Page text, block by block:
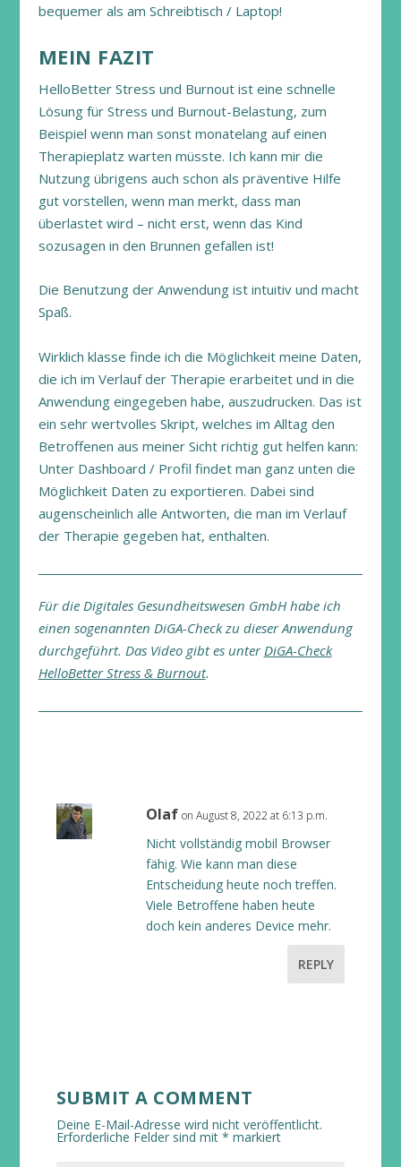
bequemer als am Schreibtisch / Laptop!
MEIN FAZIT
HelloBetter Stress und Burnout ist eine schnelle
Lösung für Stress und Burnout-Belastung, zum
Beispiel wenn man sonst monatelang auf einen
Therapieplatz warten müsste. Ich kann mir die
Nutzung übrigens auch schon als präventive Hilfe
gut vorstellen, wenn man merkt, dass man
überlastet wird – nicht erst, wenn das Kind
sozusagen in den Brunnen gefallen ist!
Die Benutzung der Anwendung ist intuitiv und macht
Spaß.
Wirklich klasse finde ich die Möglichkeit meine Daten,
die ich im Verlauf der Therapie erarbeitet und in die
Anwendung eingegeben habe, auszudrucken. Das ist
ein sehr wertvolles Skript, welches im Alltag den
Betroffenen aus meiner Sicht richtig gut helfen kann:
Unter Dashboard / Profil findet man ganz unten die
Möglichkeit Daten zu exportieren. Dabei sind
augenscheinlich alle Antworten, die man im Verlauf
der Therapie gegeben hat, enthalten.
Für die Digitales Gesundheitswesen GmbH habe ich
einen sogenannten DiGA-Check zu dieser Anwendung
durchgeführt. Das Video gibt es unter DiGA-Check
HelloBetter Stress & Burnout.
Olaf on August 8, 2022 at 6:13 p.m.
Nicht vollständig mobil Browser
fähig. Wie kann man diese
Entscheidung heute noch treffen.
Viele Betroffene haben heute
doch kein anderes Device mehr.
REPLY
SUBMIT A COMMENT
Deine E-Mail-Adresse wird nicht veröffentlicht.
Erforderliche Felder sind mit * markiert